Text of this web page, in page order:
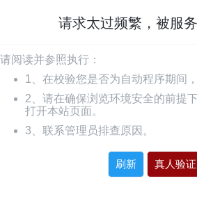
请求太过频繁，被服
请阅读并参照执行：
1、在校验您是否为自动程序期间
2、请在确保浏览环境安全的前提
打开本站页面。
3、联系管理员排查原因。
刷新 真人验证